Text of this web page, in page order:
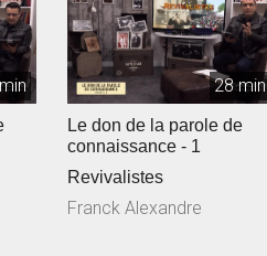
28 min
Le don de la parole de
connaissance - 1
Revivalistes
Franck Alexandre